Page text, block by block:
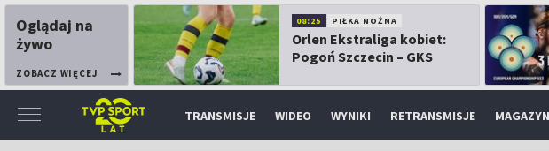
Oglądaj na
żywo
ZOBACZ WIĘCEJ
08:25 PIŁKA NOŻNA
Orlen Ekstraliga kobiet:
Pogoń Szczecin – GKS
TRANSMISJE WIDEO WYNIKI RETRANSMISJE